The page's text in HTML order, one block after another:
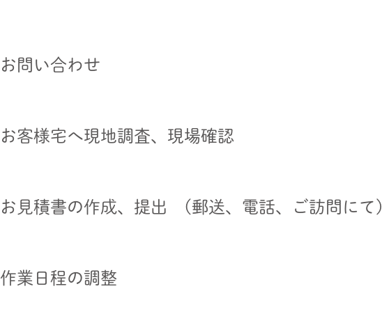
お問い合わせ
お客様宅へ現地調査、現場確認
お見積書の作成、提出 (郵送、電話、ご訪問にて)
作業日程の調整